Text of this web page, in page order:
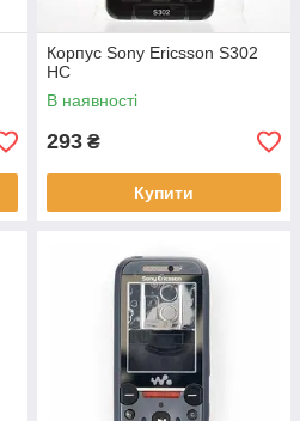
Корпус Sony Ericsson S302
HC
В наявності
293 ₴
Купити